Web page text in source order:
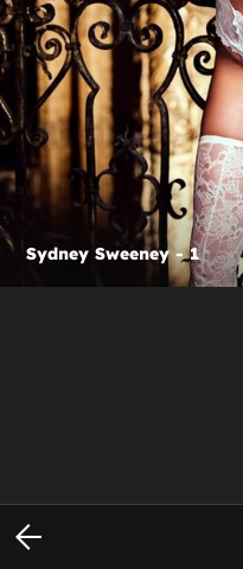
Sydney Sweeney - 1